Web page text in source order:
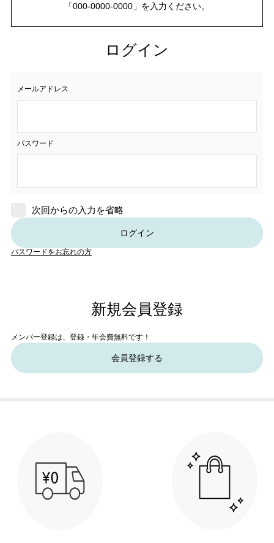
「000-0000-0000」を入力ください。
ログイン
メールアドレス
パスワード
次回からの入力を省略
ログイン
パスワードをお忘れの方
新規会員登録
メンバー登録は、登録・年会費無料です！
会員登録する